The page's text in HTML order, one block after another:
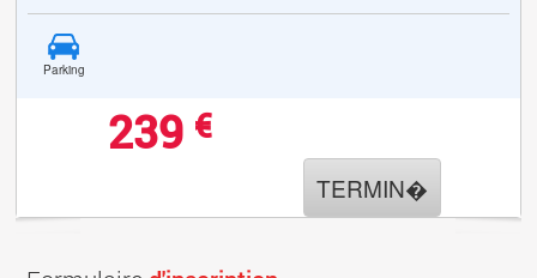
Parking
239 €
TERMIN�